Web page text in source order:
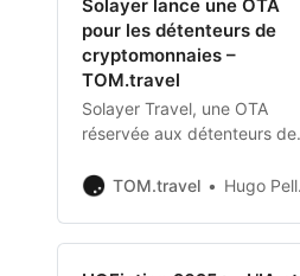
clients utilisant des hôtels
équipés de systèmes de
verrouillage Salto. Ce
développement vise à
soutenir les voyages sans
contact et mobiles dans un
d’établissements utilisant
Solayer lance une OTA
pour les détenteurs de
cryptomonnaies –
TOM.travel
Solayer Travel, une OTA
réservée aux détenteurs de
promet des tarifs alléchants
TOM.travel Hugo Pellegrin